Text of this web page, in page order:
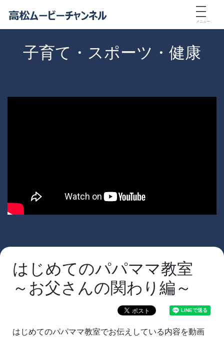
メニュー
子育て・スポーツ・健康
はじめてのパパママ教室
～お父さんの関わり編～
はじめてのパパママ教室でお伝えしている内容を動画